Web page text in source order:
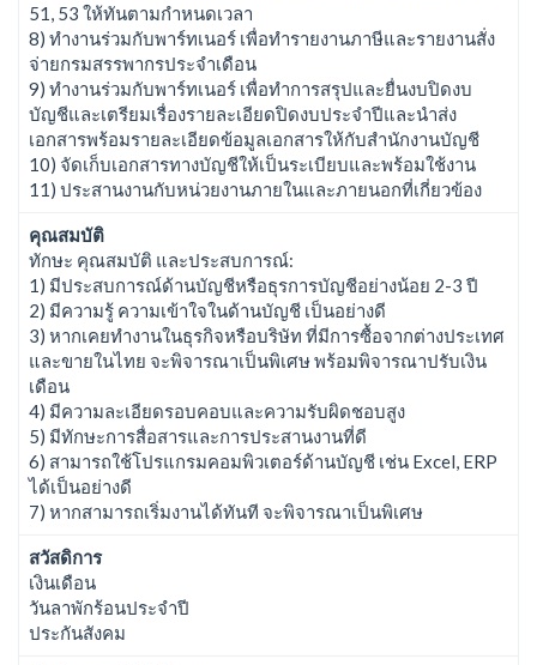
51, 53 ให้ทันตามกำหนดเวลา
8) ทำงานร่วมกับพาร์ทเนอร์ เพื่อทำรายงานภาษีและรายงานสั่ง
จ่ายกรมสรรพากรประจำเดือน
9) ทำงานร่วมกับพาร์ทเนอร์ เพื่อทำการสรุปและยื่นงบปิดงบ
บัญชีและเตรียมเรื่องรายละเอียดปิดงบประจำปีและนำส่ง
เอกสารพร้อมรายละเอียดข้อมูลเอกสารให้กับสำนักงานบัญชี
10) จัดเก็บเอกสารทางบัญชีให้เป็นระเบียบและพร้อมใช้งาน
11) ประสานงานกับหน่วยงานภายในและภายนอกที่เกี่ยวข้อง
คุณสมบัติ
ทักษะ คุณสมบัติ และประสบการณ์:
1) มีประสบการณ์ด้านบัญชีหรือธุรการบัญชีอย่างน้อย 2-3 ปี
2) มีความรู้ ความเข้าใจในด้านบัญชี เป็นอย่างดี
3) หากเคยทำงานในธุรกิจหรือบริษัท ที่มีการซื้อจากต่างประเทศ
และขายในไทย จะพิจารณาเป็นพิเศษ พร้อมพิจารณาปรับเงิน
เดือน
4) มีความละเอียดรอบคอบและความรับผิดชอบสูง
5) มีทักษะการสื่อสารและการประสานงานที่ดี
6) สามารถใช้โปรแกรมคอมพิวเตอร์ด้านบัญชี เช่น Excel, ERP
ได้เป็นอย่างดี
7) หากสามารถเริ่มงานได้ทันที จะพิจารณาเป็นพิเศษ
สวัสดิการ
เงินเดือน
วันลาพักร้อนประจำปี
ประกันสังคม